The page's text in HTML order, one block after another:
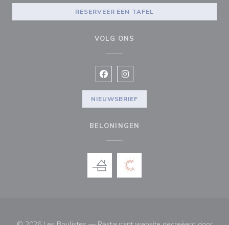
RESERVEER EEN TAFEL
VOLG ONS
Facebook ((opent in een nieuw
Instagram ((opent in een
NIEUWSBRIEF
BELONINGEN